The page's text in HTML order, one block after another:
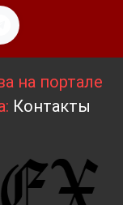
на портале
Контакты